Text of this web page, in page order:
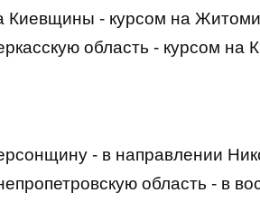
Киевщины - курсом на
область - курсом на
- в направлении
область - в